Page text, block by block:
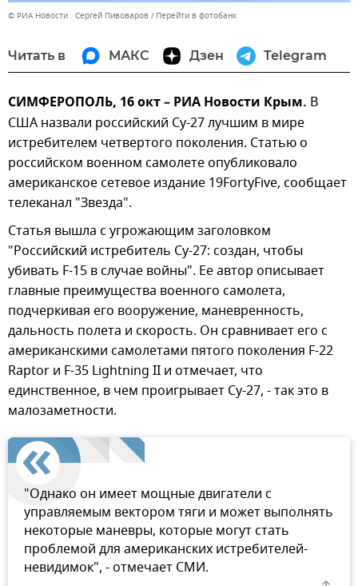
© РИА Новости . Сергей Пивоваров Перейти в фотобанк
Читать в МАКС Дзен Telegram
СИМФЕРОПОЛЬ, 16 окт – РИА Новости Крым. В
США назвали российский Су-27 лучшим в мире
истребителем четвертого поколения. Статью о
российском военном самолете опубликовало
американское сетевое издание 19FortyFive, сообщает
телеканал "Звезда".
Статья вышла с угрожающим заголовком
"Российский истребитель Су-27: создан, чтобы
убивать F-15 в случае войны". Ее автор описывает
главные преимущества военного самолета,
подчеркивая его вооружение, маневренность,
дальность полета и скорость. Он сравнивает его с
американскими самолетами пятого поколения F-22
Raptor и F-35 Lightning II и отмечает, что
единственное, в чем проигрывает Су-27, - так это в
малозаметности.
"Однако он имеет мощные двигатели с
управляемым вектором тяги и может выполнять
некоторые маневры, которые могут стать
проблемой для американских истребителей-
невидимок", - отмечает СМИ.